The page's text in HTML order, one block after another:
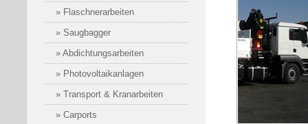
» Flaschnerarbeiten
» Saugbagger
» Abdichtungsarbeiten
» Photovoltaikanlagen
» Transport & Kranarbeiten
» Carports